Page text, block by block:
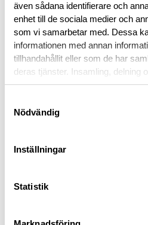
även sådana identifierare och
enhet till de sociala medier och
som vi samarbetar med. Dessa
informationen med annan
tillhandahållit eller som de har
deras tjänster. Insamling, delning
personuppgifter kan användas för
Nödvändig
Inställningar
Statistik
OM VARUMÄRKET
FICKOR & HÅLLARE
VELOCITY SYSTEMS